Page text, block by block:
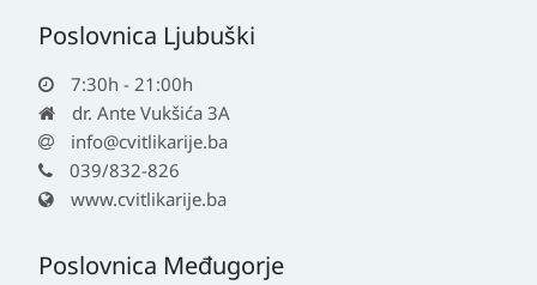
Poslovnica Ljubuški
7:30h - 21:00h
dr. Ante Vukšića 3A
info@cvitlikarije.ba
039/832-826
www.cvitlikarije.ba
Poslovnica Međugorje